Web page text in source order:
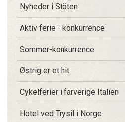
Nyheder i Stöten
Aktiv ferie - konkurrence
Sommer-konkurrence
Østrig er et hit
Cykelferier i farverige Italien
Hotel ved Trysil i Norge